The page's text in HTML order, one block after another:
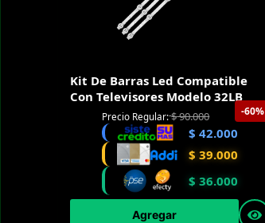
Kit De Barras Led Compatible
Con Televisores Modelo 32LB
-60%
Precio Regular:$90.000
$ 42.000
$ 39.000
$ 36.000
Agregar